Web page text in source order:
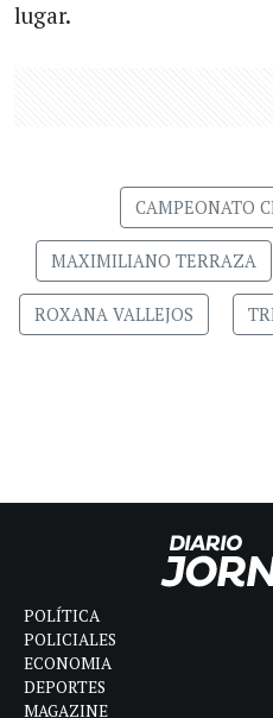
lugar.
CAMPEONATO
MAXIMILIANO TERRAZA
ROXANA VALLEJOS
POLÍTICA
POLICIALES
ECONOMIA
DEPORTES
MAGAZINE